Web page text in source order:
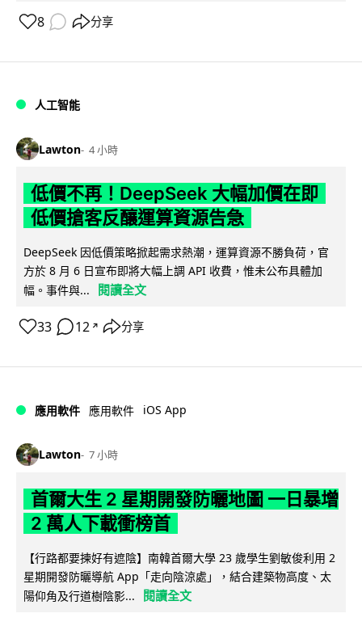
8 分享
人工智能
Lawton 4 小時
低價不再！DeepSeek 大幅加價在即
低價搶客反釀運算資源告急
DeepSeek 因低價策略掀起需求熱潮，運算資源不勝負荷，官
方於 8 月 6 日宣布即將大幅上調 API 收費，惟未公布具體加
幅。事件與...
閱讀全文
33 12 ↗ 分享
應用軟件 應用軟件 iOS App
Lawton 7 小時
首爾大生 2 星期開發防曬地圖 一日暴增
2 萬人下載衝榜首
【行路都要揀好有遮陰】南韓首爾大學 23 歲學生劉敏俊利用 2
星期開發防曬導航 App「走向陰涼處」，結合建築物高度、太
陽仰角及行道樹陰影...
閱讀全文